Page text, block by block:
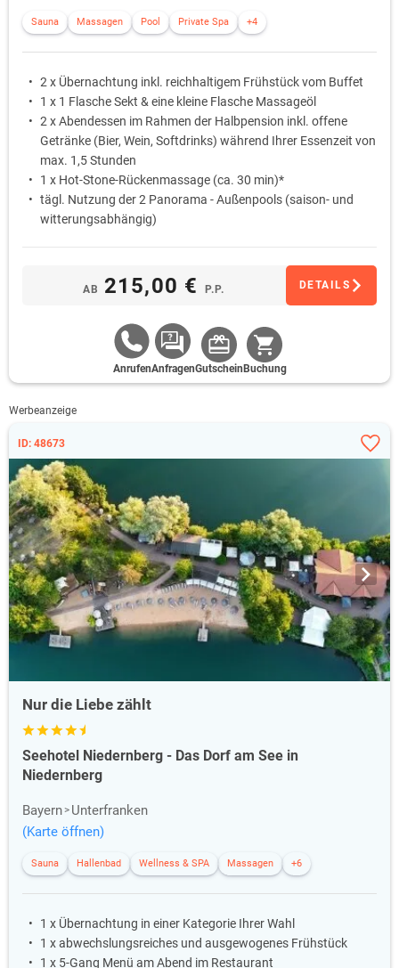
Sauna Massagen Pool Private Spa +4
2 x Übernachtung inkl. reichhaltigem Frühstück vom Buffet
1 x 1 Flasche Sekt & eine kleine Flasche Massageöl
2 x Abendessen im Rahmen der Halbpension inkl. offene
Getränke (Bier, Wein, Softdrinks) während Ihrer Essenzeit von
max. 1,5 Stunden
1 x Hot-Stone-Rückenmassage (ca. 30 min)*
tägl. Nutzung der 2 Panorama - Außenpools (saison- und
witterungsabhängig)
AB 215,00 € P.P. DETAILS
AnrufenAnfragenGutschein Buchung
Werbeanzeige
ID: 48673
Nur die Liebe zählt
Seehotel Niedernberg - Das Dorf am See in
Niedernberg
Bayern
Unterfranken
(Karte öffnen)
Sauna Hallenbad Wellness & SPA Massagen +6
1 x Übernachtung in einer Kategorie Ihrer Wahl
1 x abwechslungsreiches und ausgewogenes Frühstück
1 x 5-Gang Menü am Abend im Restaurant